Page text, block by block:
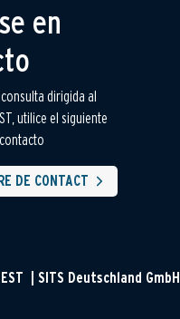
en
dirigida al
utilice el siguiente
DE CONTACT
| SITS Deutschland GmbH